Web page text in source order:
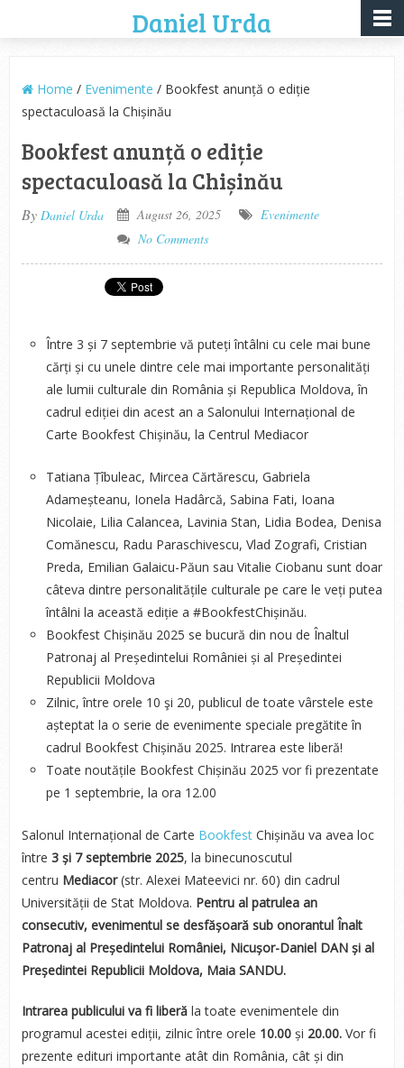
Daniel Urda
Home / Evenimente / Bookfest anunță o ediție
spectaculoasă la Chișinău
Bookfest anunță o ediție
spectaculoasă la Chișinău
By Daniel Urda August 26, 2025
Evenimente
No Comments
Între 3 și 7 septembrie vă puteți întâlni cu cele mai bune
cărți și cu unele dintre cele mai importante personalități
ale lumii culturale din România și Republica Moldova, în
cadrul ediției din acest an a Salonului Internațional de
Carte Bookfest Chișinău, la Centrul Mediacor
Tatiana Țîbuleac, Mircea Cărtărescu, Gabriela
Adameșteanu, Ionela Hadârcă, Sabina Fati, Ioana
Nicolaie, Lilia Calancea, Lavinia Stan, Lidia Bodea, Denisa
Comănescu, Radu Paraschivescu, Vlad Zografi, Cristian
Preda, Emilian Galaicu-Păun sau Vitalie Ciobanu sunt doar
câteva dintre personalitățile culturale pe care le veți putea
întâlni la această ediție a #BookfestChișinău.
Bookfest Chișinău 2025 se bucură din nou de Înaltul
Patronaj al Președintelui României și al Președintei
Republicii Moldova
Zilnic, între orele 10 şi 20, publicul de toate vârstele este
așteptat la o serie de evenimente speciale pregătite în
cadrul Bookfest Chișinău 2025. Intrarea este liberă!
Toate noutățile Bookfest Chișinău 2025 vor fi prezentate
pe 1 septembrie, la ora 12.00
Salonul Internațional de Carte BookfestChișinău va avea loc
între 3 și 7 septembrie 2025, la binecunoscutul
centru Mediacor(str. Alexei Mateevici nr. 60) din cadrul
Universității de Stat Moldova. Pentru al patrulea an
consecutiv, evenimentul se desfășoară sub onorantul Înalt
Patronaj al Președintelui României, Nicușor-Daniel DAN și al
Președintei Republicii Moldova, Maia SANDU.
Intrarea publicului va fi liberăla toate evenimentele din
programul acestei ediții, zilnic între orele 10.00și 20.00. Vor fi
prezente edituri importante atât din România, cât și din